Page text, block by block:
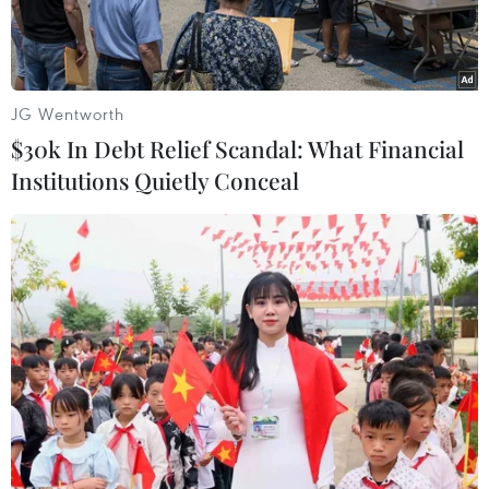
là trong lĩnh vực thương mại, đầu tư.
Phó Chủ tịch Ủy ban Nhân dân Thành phố Hồ Chí Minh Võ Văn
Hoan (phải) tặng sách đối ngoại cho Thượng nghị sỹ Joseph
Nguyen. (Ảnh: Xuân Khu/TTXVN)
Sáng 11/4, ông Võ Văn Hoan, Phó Chủ tịch Ủy
JG Wentworth
$30k In Debt Relief Scandal: What Financial
Institutions Quietly Conceal